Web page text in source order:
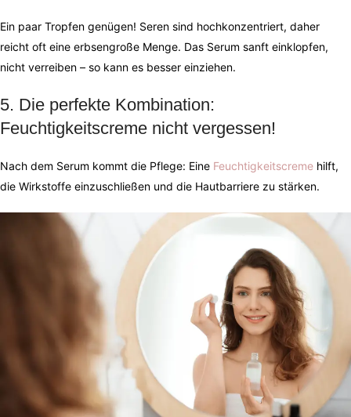
Ein paar Tropfen genügen! Seren sind hochkonzentriert, daher
reicht oft eine erbsengroße Menge. Das Serum sanft einklopfen,
nicht verreiben – so kann es besser einziehen.
5️. Die perfekte Kombination:
Feuchtigkeitscreme nicht vergessen!
Nach dem Serum kommt die Pflege: Eine Feuchtigkeitscreme hilft,
die Wirkstoffe einzuschließen und die Hautbarriere zu stärken.